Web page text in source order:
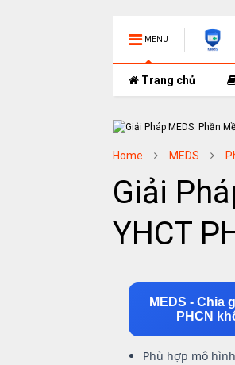
MENU
Trang chủ
Home MEDS
Giải
YHCT
MEDS - Chia
PHCN
Phù hợp mô